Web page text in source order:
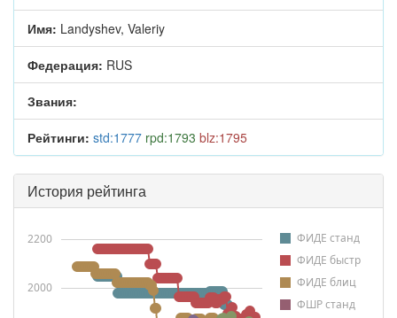
Имя: Landyshev, Valeriy
Федерация: RUS
Звания:
Рейтинги: std:1777 rpd:1793 blz:1795
История рейтинга
ФИДЕ станд
ФИДЕ быстр
ФИДЕ блиц
ФШР станд
2000
2200